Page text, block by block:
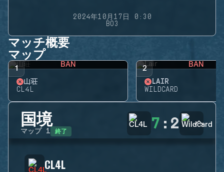
2024年10月17日 0:30
BO3
マッチ概要
マップ
1 BAN
山荘
CL4L
2 BAN
LAIR
WILDCARD
国境
マップ 1 終了 7 : 2
CL4L